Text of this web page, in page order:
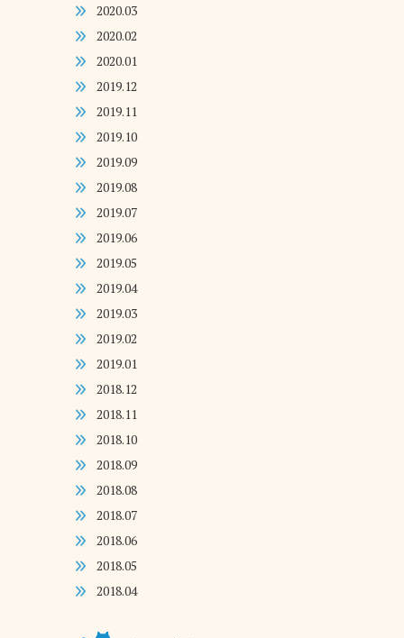
2020.03
2020.02
2020.01
2019.12
2019.11
2019.10
2019.09
2019.08
2019.07
2019.06
2019.05
2019.04
2019.03
2019.02
2019.01
2018.12
2018.11
2018.10
2018.09
2018.08
2018.07
2018.06
2018.05
2018.04